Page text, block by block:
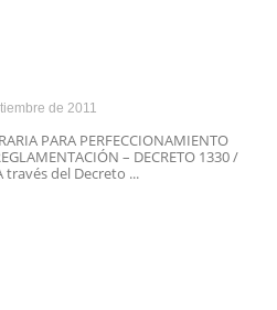
de 2011
PARA PERFECCIONAMIENTO
– DECRETO 1330 /
través del Decreto ...